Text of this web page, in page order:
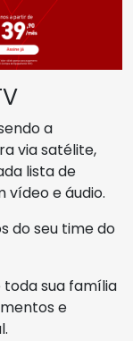
a
via satélite,
lista de
vídeo e áudio.
do seu time do
toda sua família
e